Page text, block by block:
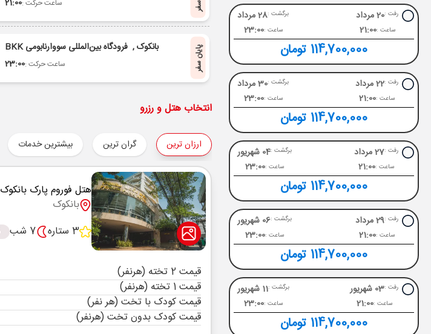
رفت :20 مرداد
ساعت :21:00
برگشت :28 مرداد
ساعت :23:00
114,700,000 تومان
رفت :22 مرداد
ساعت :21:00
برگشت :30 مرداد
ساعت :23:00
114,700,000 تومان
رفت :27 مرداد
ساعت :21:00
برگشت :04 شهریور
ساعت :23:00
114,700,000 تومان
رفت :29 مرداد
ساعت :21:00
برگشت :06 شهریور
ساعت :23:00
114,700,000 تومان
رفت :03 شهریور
ساعت :21:00
برگشت :11 شهریور
ساعت :23:00
114,700,000 تومان
ساعت حرکت :21:00
پایان سفر بانکوک , فرودگاه بین‌المللی سووارنابومی BKK
ساعت حرکت :23:00
انتخاب هتل و رزرو
ارزان ترین گران ترین بیشترین خدمات
هتل فوروم پارک بانکوک
بانکوک
3 ستاره
7 شب
قیمت 2 تخته (هرنفر)
قیمت 1 تخته (هرنفر)
قیمت کودک با تخت (هر نفر)
قیمت کودک بدون تخت (هرنفر)